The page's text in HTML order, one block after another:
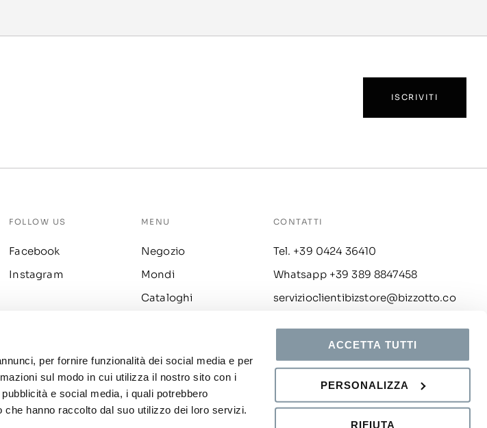
per fornire funzionalità dei social media e per
sul modo in cui utilizza il nostro sito con i
e social media, i quali potrebbero
hanno raccolto dal suo utilizzo dei loro servizi.
ACCETTA TUTTI
PERSONALIZZA
RIFIUTA
ISCRIVITI
FOLLOW US
Facebook
Instagram
MENU
Negozio
Mondi
Cataloghi
CONTATTI
Tel. +39 0424 36410
Whatsapp +39 389 8847458
servizioclientibizstore@bizzotto.co